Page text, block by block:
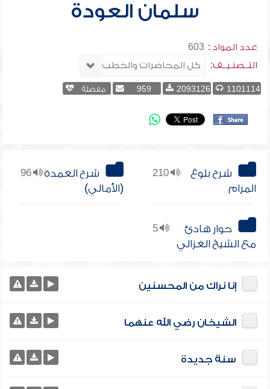
سلمان العودة
عدد المواد : 603
التــصنـيــف:
1101114
2093126
959 مفضلة
210
شرح بلوغ
المرام
96
شرح العمدة
(الأمالي)
5
حوار هادئ
مع الشيخ الغزالي
إنا نراك من المحسنين
الشيخان رضي الله عنهما
سنة جديدة